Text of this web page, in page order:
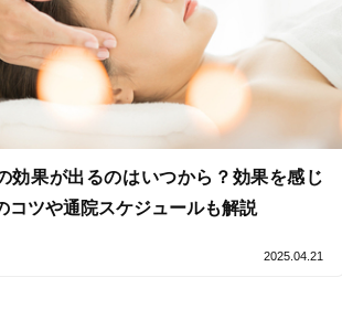
キーワード
効果が出るのはいつから？効果を感じ
コツや通院スケジュールも解説
2025.04.21